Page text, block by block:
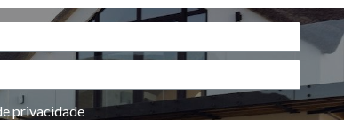
privacidade